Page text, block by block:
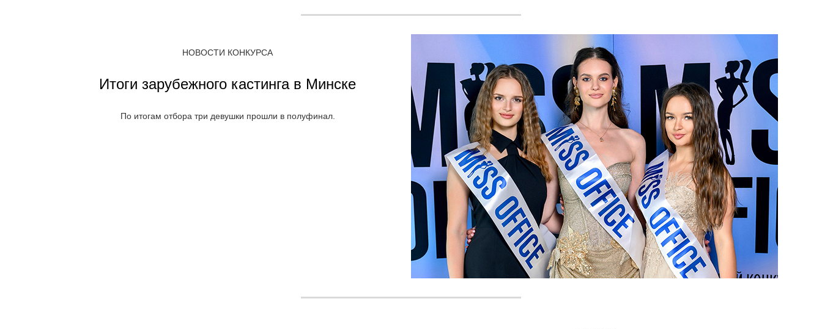
НОВОСТИ КОНКУРСА
Итоги зарубежного кастинга в Минске
По итогам отбора три девушки прошли в полуфинал.